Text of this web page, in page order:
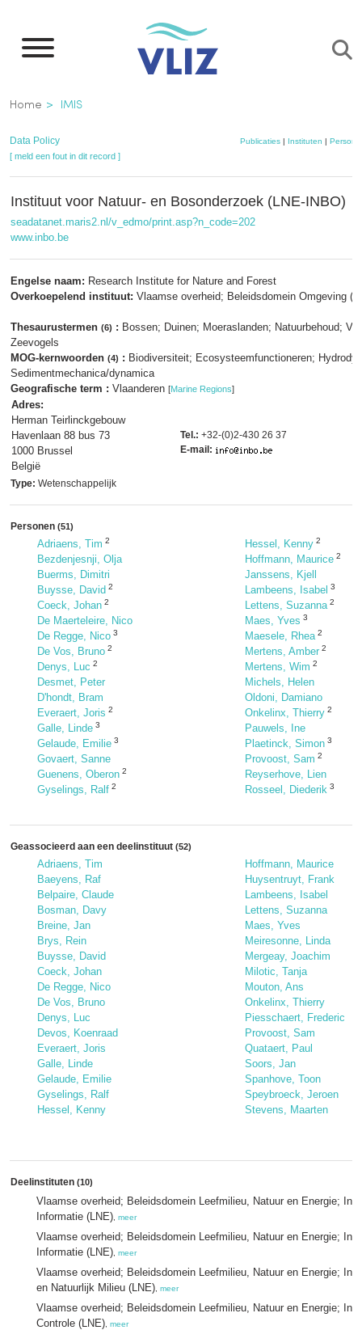
naar
inhoud
gaan
Kruimelpad
Home IMIS
Data Policy Publicaties | Instituten |
[ meld een fout in dit record ]
Instituut voor Natuur- en Bosonderzoek (LNE-INBO)
seadatanet.maris2.nl/v_edmo/print.asp?n_code=202
www.inbo.be
Engelse naam: Research Institute for Nature and Forest
Overkoepelend instituut: Vlaamse overheid; Beleidsdomein Omgeving
Thesaurustermen (6) : Bossen; Duinen; Moeraslanden; Natuurbehoud;
Zeevogels
MOG-kernwoorden (4) : Biodiversiteit; Ecosysteemfunctioneren;
Sedimentmechanica/dynamica
Geografische term : Vlaanderen [Marine Regions]
Adres:
Herman Teirlinckgebouw
Havenlaan 88 bus 73
1000 Brussel
België
Tel.: +32-(0)2-430 26 37
E-mail:
Type: Wetenschappelijk
Personen (51)
Adriaens, Tim 2
Bezdenjesnji, Olja
Buerms, Dimitri
Buysse, David 2
Coeck, Johan 2
De Maerteleire, Nico
De Regge, Nico 3
De Vos, Bruno 2
Denys, Luc 2
Desmet, Peter
D'hondt, Bram
Everaert, Joris 2
Galle, Linde 3
Gelaude, Emilie 3
Govaert, Sanne
Guenens, Oberon 2
Gyselings, Ralf 2
Hessel, Kenny 2
Hoffmann, Maurice 2
Janssens, Kjell
Lambeens, Isabel 3
Lettens, Suzanna 2
Maes, Yves 3
Maesele, Rhea 2
Mertens, Amber 2
Mertens, Wim 2
Michels, Helen
Oldoni, Damiano
Onkelinx, Thierry 2
Pauwels, Ine
Plaetinck, Simon 3
Provoost, Sam 2
Reyserhove, Lien
Rosseel, Diederik 3
Geassocieerd aan een deelinstituut (52)
Adriaens, Tim
Baeyens, Raf
Belpaire, Claude
Bosman, Davy
Breine, Jan
Brys, Rein
Buysse, David
Coeck, Johan
De Regge, Nico
De Vos, Bruno
Denys, Luc
Devos, Koenraad
Everaert, Joris
Galle, Linde
Gelaude, Emilie
Gyselings, Ralf
Hessel, Kenny
Hoffmann, Maurice
Huysentruyt, Frank
Lambeens, Isabel
Lettens, Suzanna
Maes, Yves
Meiresonne, Linda
Mergeay, Joachim
Milotic, Tanja
Mouton, Ans
Onkelinx, Thierry
Piesschaert, Frederic
Provoost, Sam
Quataert, Paul
Soors, Jan
Spanhove, Toon
Speybroeck, Jeroen
Stevens, Maarten
Deelinstituten (10)
Vlaamse overheid; Beleidsdomein Leefmilieu, Natuur en Energie;
Informatie (LNE) meer
Vlaamse overheid; Beleidsdomein Leefmilieu, Natuur en Energie;
Informatie (LNE) meer
Vlaamse overheid; Beleidsdomein Leefmilieu, Natuur en Energie;
en Natuurlijk Milieu (LNE) meer
Vlaamse overheid; Beleidsdomein Leefmilieu, Natuur en Energie;
Controle (LNE) meer